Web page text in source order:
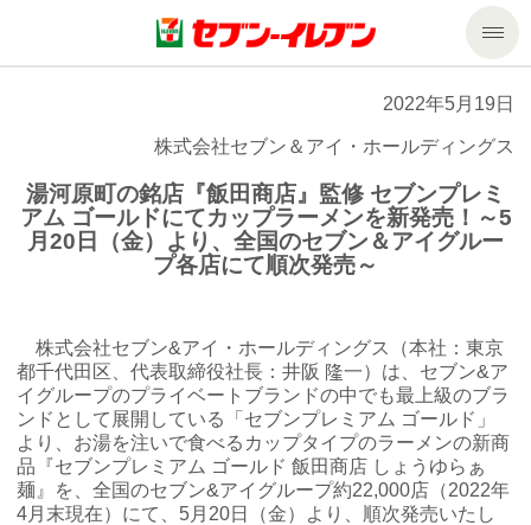
今週の新商品
商品カテゴリ一覧
セブンプレミアム
食の安全・安心への取組み
サービス
nanacoトップ
マルチコピー機でできること
マルチコピー機でできることトップ
便利なサービス
企業情報トップ
ニュースリリース
ごあいさつ
私たちの取組み
サステナビリティ
サステナビリティトップ
2022年5月19日
株式会社セブン＆アイ・ホールディングス
湯河原町の銘店『飯田商店』監修 セブンプレミ
アム ゴールドにてカップラーメンを新発売！～5
月20日（金）より、全国のセブン＆アイグルー
プ各店にて順次発売～
株式会社セブン&アイ・ホールディングス（本社：東京
都千代田区、代表取締役社長：井阪 隆一）は、セブン&ア
イグループのプライベートブランドの中でも最上級のブラ
ンドとして展開している「セブンプレミアム ゴールド」
より、お湯を注いで食べるカップタイプのラーメンの新商
品『セブンプレミアム ゴールド 飯田商店 しょうゆらぁ
麺』を、全国のセブン&アイグループ約22,000店（2022年
4月末現在）にて、5月20日（金）より、順次発売いたし